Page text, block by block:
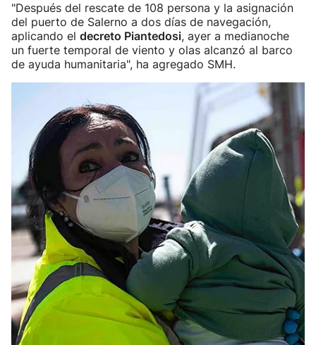
"Después del rescate de 108 persona y la asignación
del puerto de Salerno a dos días de navegación,
aplicando el decreto Piantedosi, ayer a medianoche
un fuerte temporal de viento y olas alcanzó al barco
de ayuda humanitaria", ha agregado SMH.